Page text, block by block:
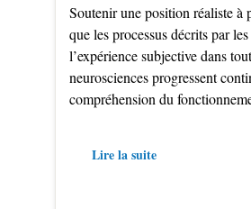
Soutenir une position réaliste à
que les processus décrits par
l’expérience subjective dans
neurosciences progressent
compréhension du
Lire la suite